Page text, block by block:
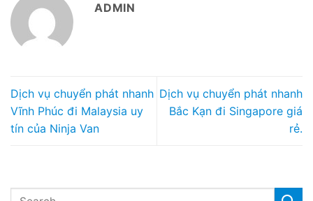
ADMIN
Dịch vụ chuyển phát nhanh
Vĩnh Phúc đi Malaysia uy
tín của Ninja Van
Dịch vụ chuyển phát nhanh
Bắc Kạn đi Singapore giá
rẻ.